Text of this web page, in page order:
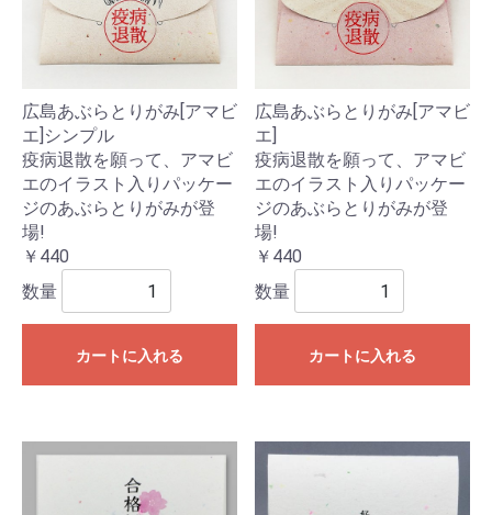
広島あぶらとりがみ[アマビ
エ]シンプル
疫病退散を願って、アマビ
エのイラスト入りパッケー
ジのあぶらとりがみが登
場!
￥440
数量
カートに入れる
広島あぶらとりがみ[アマビ
エ]
疫病退散を願って、アマビ
エのイラスト入りパッケー
ジのあぶらとりがみが登
場!
￥440
数量
カートに入れる